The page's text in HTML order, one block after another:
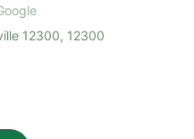
12300, 12300